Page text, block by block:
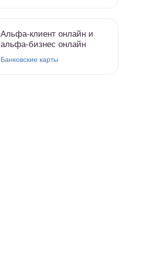
Альфа-клиент онлайн и
альфа-бизнес онлайн
Банковские карты